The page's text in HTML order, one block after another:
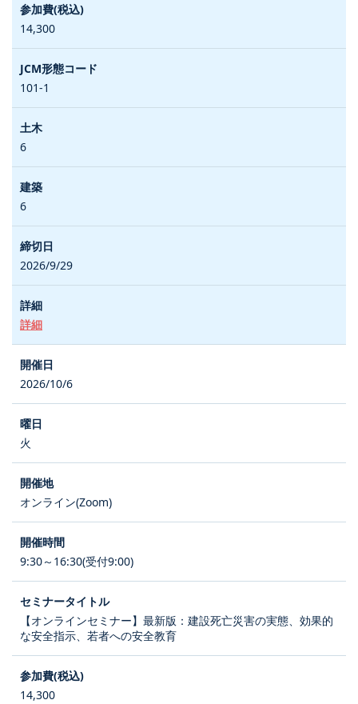
14,300
101-1
6
6
2026/9/29
詳細
2026/10/6
火
オンライン(Zoom)
9:30～16:30(受付9:00)
【オンラインセミナー】最新版：建設死亡災害の実態、効果的
な安全指示、若者への安全教育
14,300